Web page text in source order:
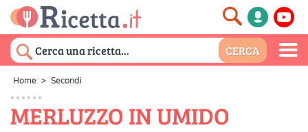
Home > Secondi
MERLUZZO IN UMIDO